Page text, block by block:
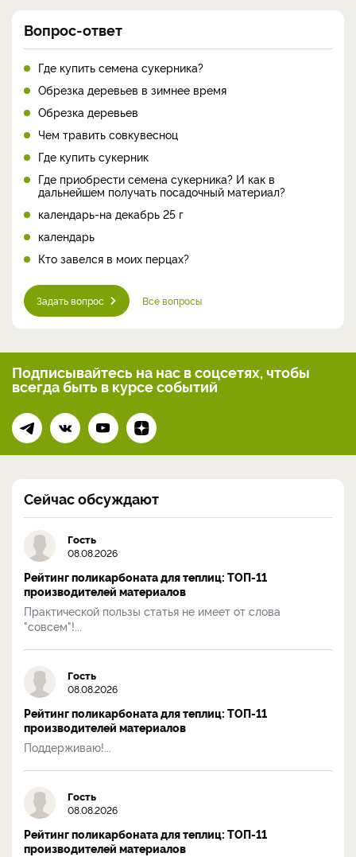
Вопрос-ответ
Где купить семена сукерника?
Обрезка деревьев в зимнее время
Обрезка деревьев
Чем травить совкувесноц
Где купить сукерник
Где приобрести семена сукерника? И как в
дальнейшем получать посадочный материал?
календарь-на декабрь 25 г
календарь
Кто завелся в моих перцах?
Задать вопрос Все вопросы
Подписывайтесь на нас в соцсетях, чтобы
всегдабыть в курсе событий
Сейчас обсуждают
Гость
08.08.2026
Рейтинг поликарбоната для теплиц: ТОП-11
производителей материалов
Практической пользы статья не имеет от слова
"совсем"!...
Гость
08.08.2026
Рейтинг поликарбоната для теплиц: ТОП-11
производителей материалов
Поддерживаю!...
Гость
08.08.2026
Рейтинг поликарбоната для теплиц: ТОП-11
производителей материалов